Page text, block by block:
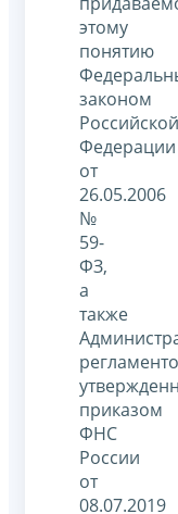
этому
понятию
законом
Российской
Федерации
от
26.05.2006
№
59-
ФЗ,
а
также
приказом
ФНС
России
от
08.07.2019